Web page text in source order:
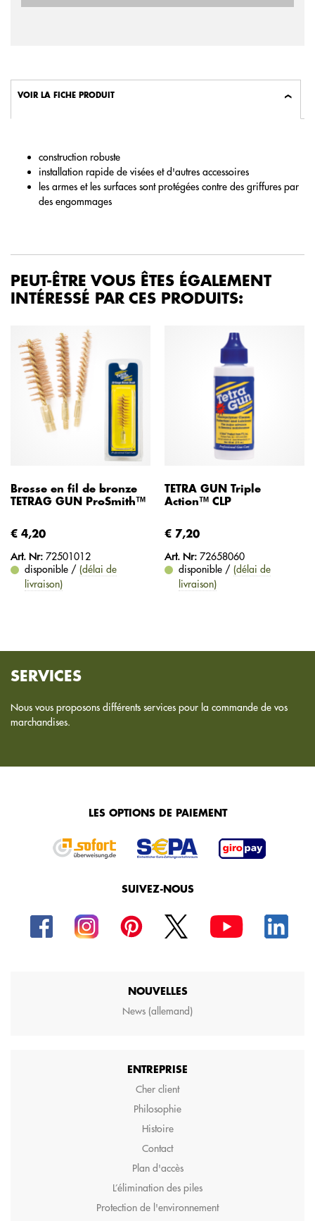
VOIR LA FICHE PRODUIT
construction robuste
installation rapide de visées et d'autres accessoires
les armes et les surfaces sont protégées contre des griffures par
des engommages
PEUT-ÊTRE VOUS ÊTES ÉGALEMENT
INTÉRESSÉ PAR CES PRODUITS:
Brosse en fil de bronze
TETRAG GUN ProSmith™
€ 4,20
Art. Nr: 72501012
disponible / (délai de
livraison)
TETRA GUN Triple
Action™ CLP
€ 7,20
Art. Nr: 72658060
disponible / (délai de
livraison)
SERVICES
Nous vous proposons différents services pour la commande de vos
marchandises.
LES OPTIONS DE PAIEMENT
SUIVEZ-NOUS
NOUVELLES
News (allemand)
ENTREPRISE
Cher client
Philosophie
Histoire
Contact
Plan d'accès
L’élimination des piles
Protection de l'environnement